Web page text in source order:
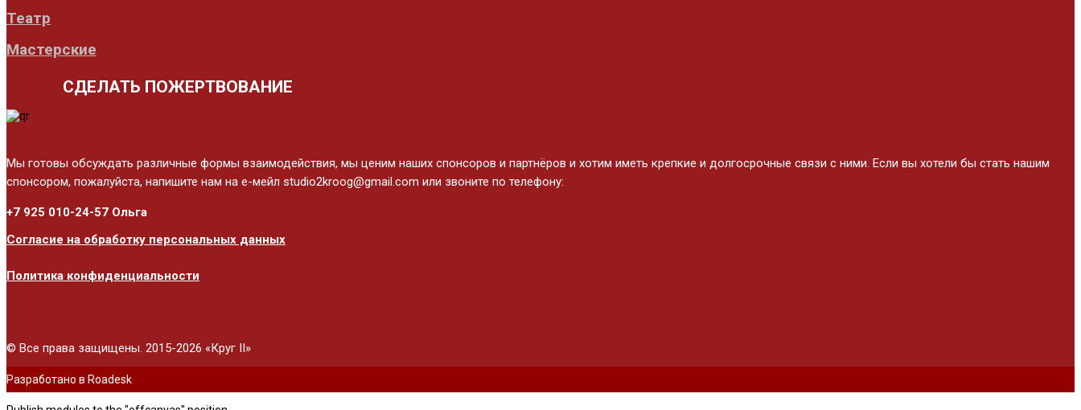
Театр
Мастерские
СДЕЛАТЬ ПОЖЕРТВОВАНИЕ
Мы готовы обсуждать различные формы взаимодействия, мы ценим наших спонсоров и партнёров и хотим иметь крепкие и долгосрочные связи с ними. Если вы хотели бы стать нашим
спонсором, пожалуйста, напишите нам на е-мейл studio2kroog@gmail.com или звоните по телефону:
+7 925 010-24-57 Ольга
Согласие на обработку персональных данных
Политика конфиденциальности
© Все права защищены. 2015-2026 «Круг II»
Разработано в Roadesk